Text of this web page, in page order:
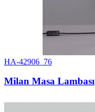
HA-42906_76
Milan Masa Lambası